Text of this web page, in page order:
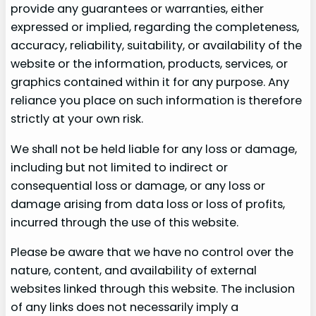
provide any guarantees or warranties, either
expressed or implied, regarding the completeness,
accuracy, reliability, suitability, or availability of the
website or the information, products, services, or
graphics contained within it for any purpose. Any
reliance you place on such information is therefore
strictly at your own risk.
We shall not be held liable for any loss or damage,
including but not limited to indirect or
consequential loss or damage, or any loss or
damage arising from data loss or loss of profits,
incurred through the use of this website.
Please be aware that we have no control over the
nature, content, and availability of external
websites linked through this website. The inclusion
of any links does not necessarily imply a